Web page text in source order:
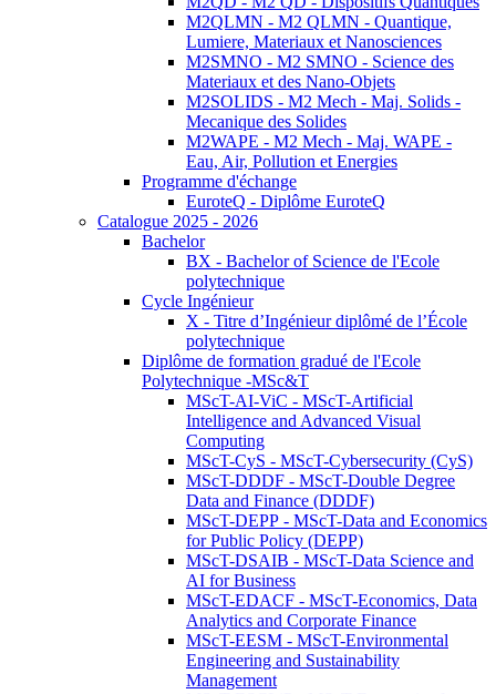
M2QLMN - M2 QLMN - Quantique,
Lumiere, Materiaux et Nanosciences
M2SMNO - M2 SMNO - Science des
Materiaux et des Nano-Objets
M2SOLIDS - M2 Mech - Maj. Solids -
Mecanique des Solides
M2WAPE - M2 Mech - Maj. WAPE -
Eau, Air, Pollution et Energies
Programme d'échange
EuroteQ - Diplôme EuroteQ
Catalogue 2025 - 2026
Bachelor
BX - Bachelor of Science de l'Ecole
polytechnique
Cycle Ingénieur
X - Titre d’Ingénieur diplômé de l’École
polytechnique
Diplôme de formation gradué de l'Ecole
Polytechnique -MSc&T
MScT-AI-ViC - MScT-Artificial
Intelligence and Advanced Visual
Computing
MScT-CyS - MScT-Cybersecurity (CyS)
MScT-DDDF - MScT-Double Degree
Data and Finance (DDDF)
MScT-DEPP - MScT-Data and Economics
for Public Policy (DEPP)
MScT-DSAIB - MScT-Data Science and
AI for Business
MScT-EDACF - MScT-Economics, Data
Analytics and Corporate Finance
MScT-EESM - MScT-Environmental
Engineering and Sustainability
Management